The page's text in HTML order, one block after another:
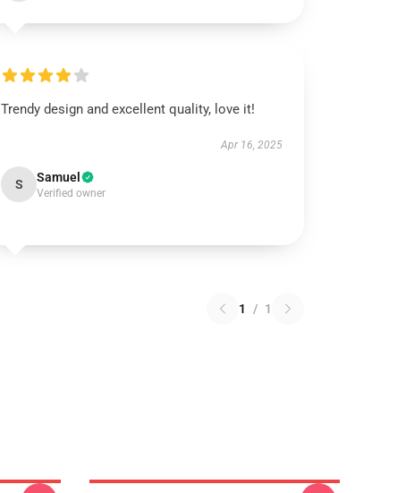
Trendy design and excellent quality, love it!
Apr 16, 2025
S Samuel
Verified owner
1 / 1